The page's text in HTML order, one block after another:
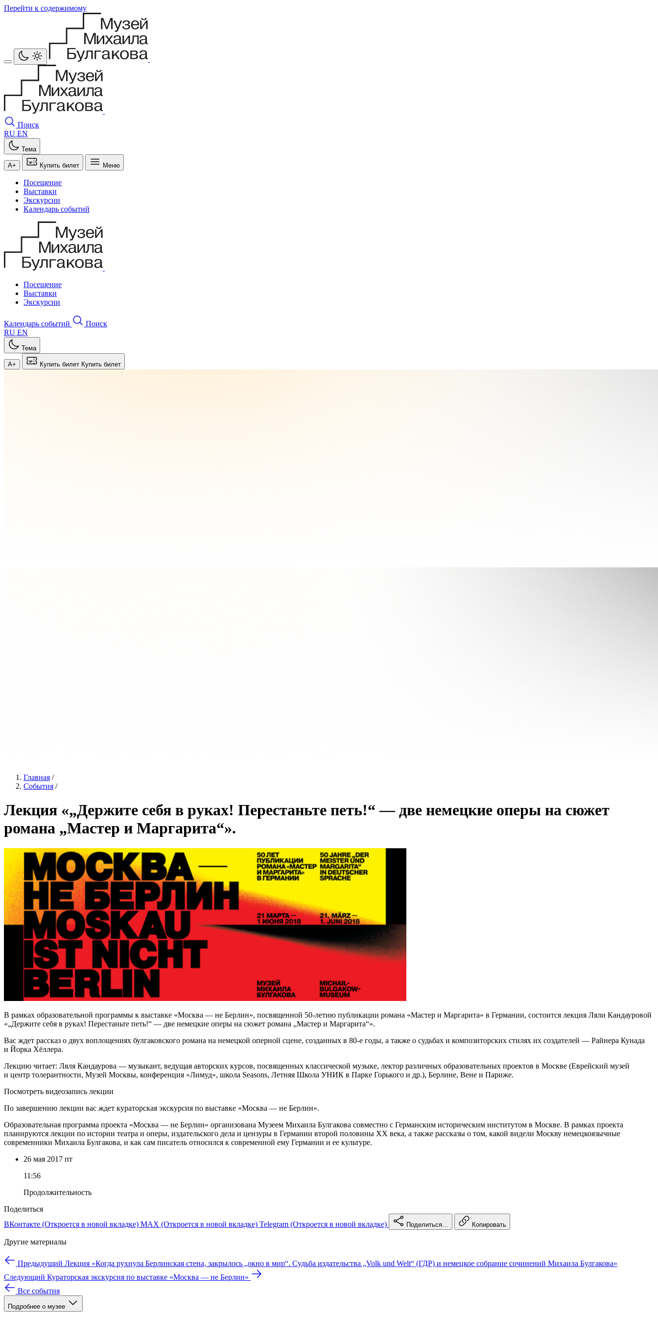
Перейти к содержимому
Поиск
RU EN
Тема
A+ Купить билет Меню
Посещение
Выставки
Экскурсии
Календарь событий
Посещение
Выставки
Экскурсии
Календарь событий
Поиск
RU EN
Тема
A+ Купить билет Купить билет
Главная /
События /
Лекция «„Держите себя в руках! Перестаньте петь!“ — две немецкие оперы на сюжет
романа „Мастер и Маргарита“».
В рамках образовательной программы к выставке «Москва — не Берлин», посвященной 50-летию публикации романа «Мастер и Маргарита» в Германии, состоится лекция Ляли Кандауровой
«„Держите себя в руках! Перестаньте петь!“ — две немецкие оперы на сюжет романа „Мастер и Маргарита“».
Вас ждет рассказ о двух воплощениях булгаковского романа на немецкой оперной сцене, созданных в 80-е годы, а также о судьбах и композиторских стилях их создателей — Райнера Кунада
и Йорка Хёллера.
Лекцию читает: Ляля Кандаурова — музыкант, ведущая авторских курсов, посвященных классической музыке, лектор различных образовательных проектов в Москве (Еврейский музей
и центр толерантности, Музей Москвы, конференция «Лимуд», школа Seasons, Летняя Школа УНИК в Парке Горького и др.), Берлине, Вене и Париже.
Посмотреть видеозапись лекции
По завершению лекции вас ждет кураторская экскурсия по выставке «Москва — не Берлин».
Образовательная программа проекта «Москва — не Берлин» организована Музеем Михаила Булгакова совместно с Германским историческим институтом в Москве. В рамках проекта
планируются лекции по истории театра и оперы, издательского дела и цензуры в Германии второй половины XX века, а также рассказы о том, какой видели Москву немецкоязычные
современники Михаила Булгакова, и как сам писатель относился к современной ему Германии и ее культуре.
26 мая 2017 пт
11:56
Продолжительность
Поделиться
ВКонтакте (Откроется в новой вкладке) MAX (Откроется в новой вкладке) Telegram (Откроется в новой вкладке) Поделиться… Копировать
Другие материалы
Предыдущий Лекция «Когда рухнула Берлинская стена, закрылось „окно в мир“. Судьба издательства „Volk und Welt“ (ГДР) и немецкое собрание сочинений Михаила Булгакова»
Следующий Кураторская экскурсия по выставке «Москва — не Берлин»
Все события
Подробнее о музее